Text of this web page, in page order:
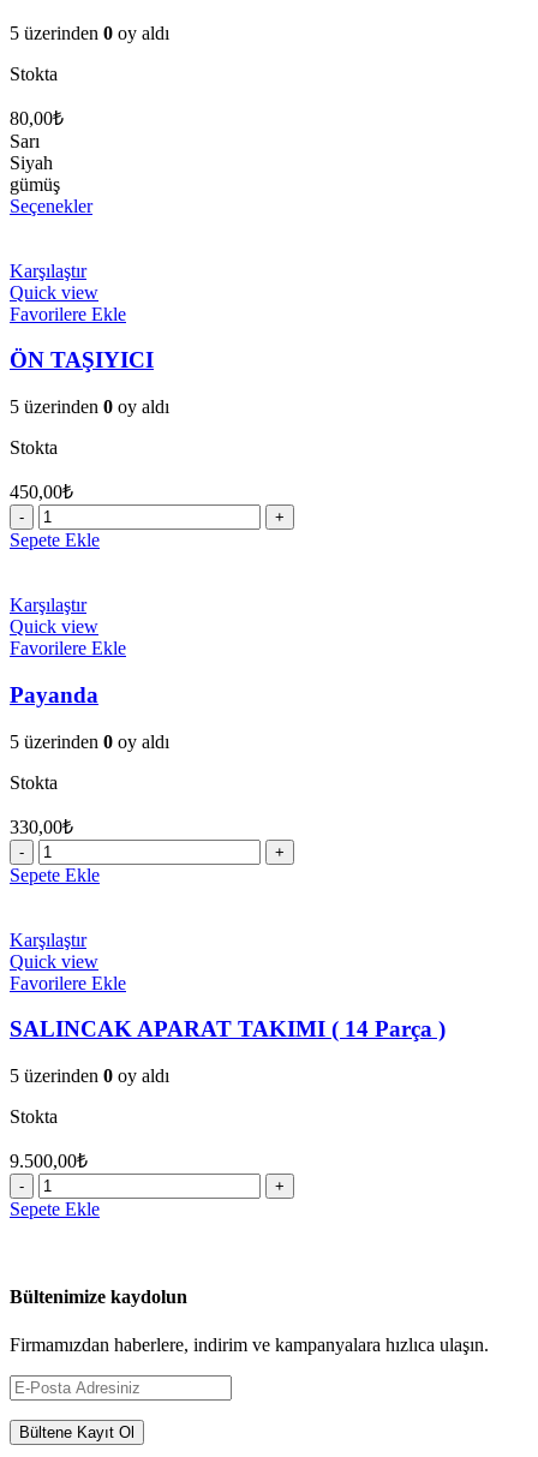
5 üzerinden 0 oy aldı
Stokta
80,00₺
Sarı
Siyah
gümüş
SeçeneklerBu
varyasyonu
var.
ürün
seçilebilir
Karşılaştır
Quick view
Favorilere Ekle
ÖN TAŞIYICI
5 üzerinden 0 oy aldı
Stokta
450,00₺
ÖN
TAŞIYICI
Sepete Ekle
Karşılaştır
Quick view
Favorilere Ekle
Payanda
5 üzerinden 0 oy aldı
Stokta
330,00₺
Payanda
adet
Sepete Ekle
Karşılaştır
Quick view
Favorilere Ekle
SALINCAK APARAT TAKIMI ( 14 Parça )
5 üzerinden 0 oy aldı
Stokta
9.500,00₺
SALINCAK
APARAT
Parça
Sepete Ekle
Bültenimize kaydolun
Firmamızdan haberlere, indirim ve kampanyalara hızlıca ulaşın.